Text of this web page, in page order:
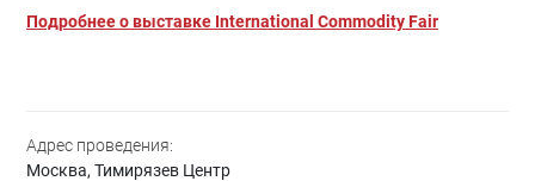
Подробнее о выставке International Commodity Fair
Адрес проведения:
Москва, Тимирязев Центр